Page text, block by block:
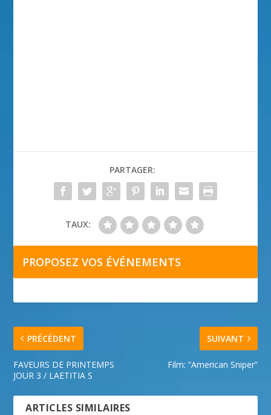
PARTAGER:
TAUX:
PROPOSEZ VOS ÉVÉNEMENTS
PRÉCÉDENT
FAVEURS DE PRINTEMPS
JOUR 3 / LAETITIA S
SUIVANT
Film: “American Sniper”
ARTICLES SIMILAIRES